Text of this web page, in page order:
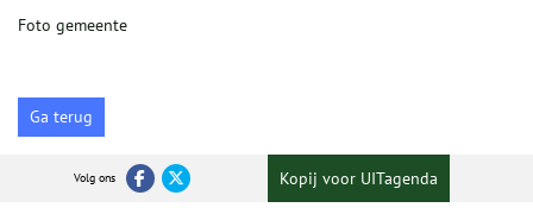
Foto gemeente
Ga terug
Volg ons Kopij voor UITagenda